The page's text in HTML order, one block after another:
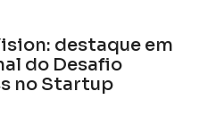
destaque em
do Desafio
no Startup